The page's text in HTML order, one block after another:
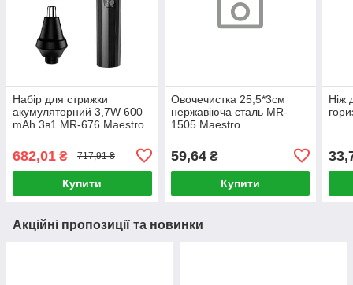
Набір для стрижки
акумуляторний 3,7W 600
mAh 3в1 MR-676 Maestro
682,01 ₴ 717,91 ₴
Купити
Овочечистка 25,5*3см
нержавіюча сталь MR-
1505 Maestro
59,64₴
Купити
Ніж
Акційні пропозиції та новинки